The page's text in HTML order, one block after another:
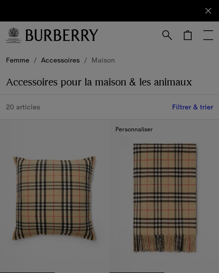
Abonnez-
vous à
notre
Femme / Accessoires / Maison
Accessoires pour la maison & les animaux
20 articles Filtrer & trier
Personnaliser